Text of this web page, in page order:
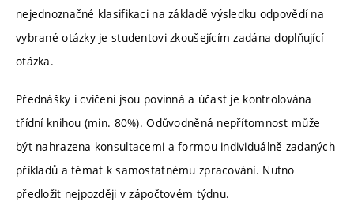
nejednoznačné klasifikaci na základě výsledku odpovědí na
vybrané otázky je studentovi zkoušejícím zadána doplňující
otázka.
Přednášky i cvičení jsou povinná a účast je kontrolována
třídní knihou (min. 80%). Odůvodněná nepřítomnost může
být nahrazena konsultacemi a formou individuálně zadaných
příkladů a témat k samostatnému zpracování. Nutno
předložit nejpozději v zápočtovém týdnu.